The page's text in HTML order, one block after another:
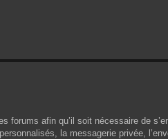
afin qu’il soit nécessaire de
la messagerie privée,